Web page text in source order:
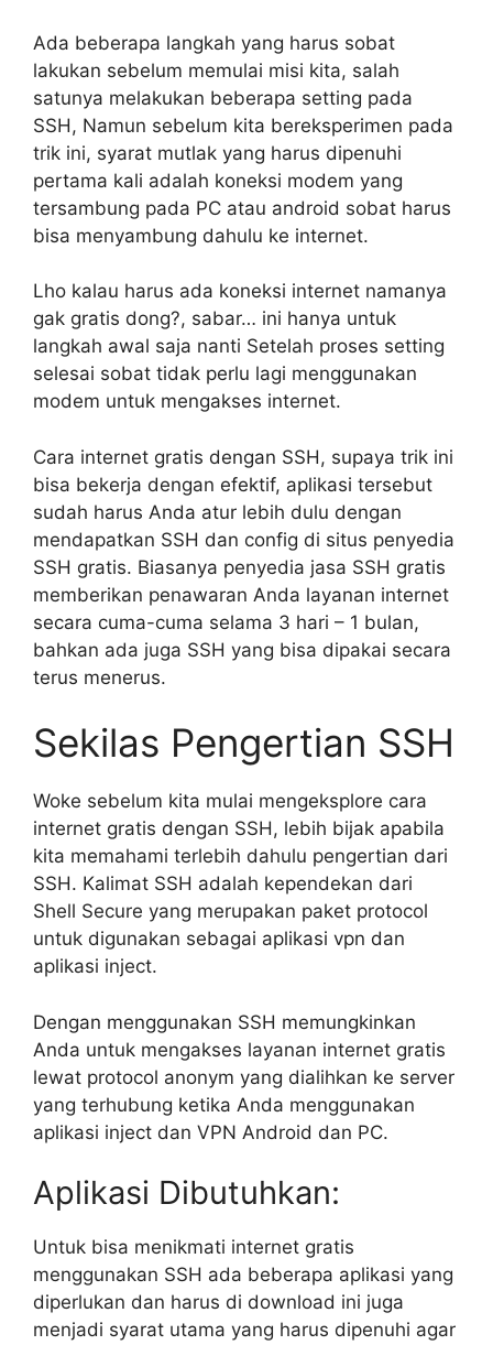
Ada beberapa langkah yang harus sobat
lakukan sebelum memulai misi kita, salah
satunya melakukan beberapa setting pada
SSH, Namun sebelum kita bereksperimen pada
trik ini, syarat mutlak yang harus dipenuhi
pertama kali adalah koneksi modem yang
tersambung pada PC atau android sobat harus
bisa menyambung dahulu ke internet.
Lho kalau harus ada koneksi internet namanya
gak gratis dong?, sabar… ini hanya untuk
langkah awal saja nanti Setelah proses setting
selesai sobat tidak perlu lagi menggunakan
modem untuk mengakses internet.
Cara internet gratis dengan SSH, supaya trik ini
bisa bekerja dengan efektif, aplikasi tersebut
sudah harus Anda atur lebih dulu dengan
mendapatkan SSH dan config di situs penyedia
SSH gratis. Biasanya penyedia jasa SSH gratis
memberikan penawaran Anda layanan internet
secara cuma-cuma selama 3 hari – 1 bulan,
bahkan ada juga SSH yang bisa dipakai secara
terus menerus.
Sekilas Pengertian SSH
Woke sebelum kita mulai mengeksplore cara
internet gratis dengan SSH, lebih bijak apabila
kita memahami terlebih dahulu pengertian dari
SSH. Kalimat SSH adalah kependekan dari
Shell Secure yang merupakan paket protocol
untuk digunakan sebagai aplikasi vpn dan
aplikasi inject.
Dengan menggunakan SSH memungkinkan
Anda untuk mengakses layanan internet gratis
lewat protocol anonym yang dialihkan ke server
yang terhubung ketika Anda menggunakan
aplikasi inject dan VPN Android dan PC.
Aplikasi Dibutuhkan:
Untuk bisa menikmati internet gratis
menggunakan SSH ada beberapa aplikasi yang
diperlukan dan harus di download ini juga
menjadi syarat utama yang harus dipenuhi agar